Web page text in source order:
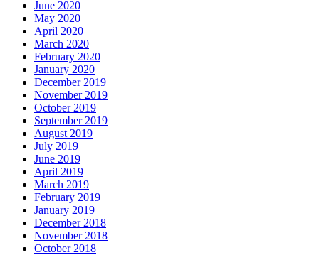
June 2020
May 2020
April 2020
March 2020
February 2020
January 2020
December 2019
November 2019
October 2019
September 2019
August 2019
July 2019
June 2019
April 2019
March 2019
February 2019
January 2019
December 2018
November 2018
October 2018